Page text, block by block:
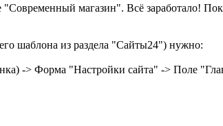
магазин". Всё заработало!
шаблона из раздела "Сайты24") нужно:
-> Форма "Настройки сайта" -> Поле